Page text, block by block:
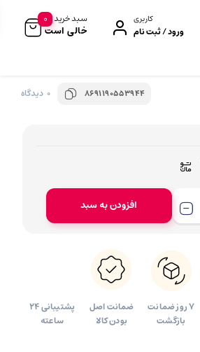
کاربری
ورود / ثبت نام
سبد خرید
خالی است
0
8691190553944 0 دیدگاه
افزودن به سبد
۷ روز ضمانت
بازگشت
ضمانت اصل
بودن کالا
پشتیبانی 24
ساعته